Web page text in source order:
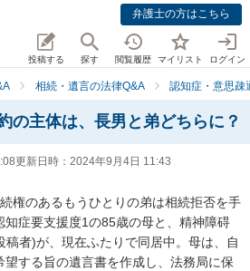
弁護士の方はこちら
投稿する 探す 閲覧履歴 マイリスト ログイン
相続・遺言の法律Q&A 認知症・意思疎
の主体は、長男と弟どちらに？
更新日時： 2024年9月4日 11:43
権のあるもうひとりの弟は相続拒否を手
症要支援度1の85歳の母と、精神障碍
者)が、現在ふたりで同居中。母は、自
する旨の遺言書を作成し、法務局に保